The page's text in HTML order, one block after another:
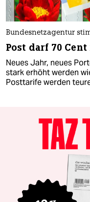
Bundesnetzagentur
Post darf 70
Neues Jahr, neues
stark erhöht werden
Posttarife werden